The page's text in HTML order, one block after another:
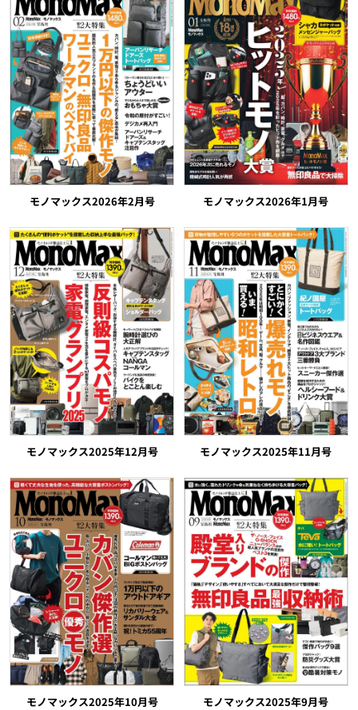
モノマックス2026年2月号 モノマックス2026年1月号
モノマックス2025年12月号 モノマックス2025年11月号
モノマックス2025年10月号 モノマックス2025年9月号